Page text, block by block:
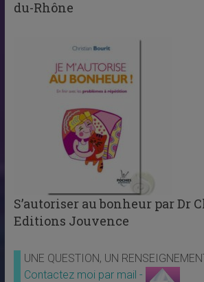
du-Rhône
S’autoriser au bonheur par Dr
Editions Jouvence
UNE QUESTION, UN
Contactez moi par mail -